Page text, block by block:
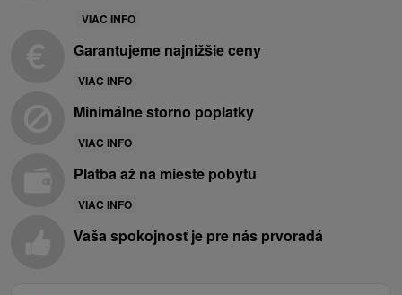
VIAC INFO
Garantujeme najnižšie ceny
VIAC INFO
Minimálne storno poplatky
VIAC INFO
Platba až na mieste pobytu
VIAC INFO
Vaša spokojnosť je pre nás prvoradá